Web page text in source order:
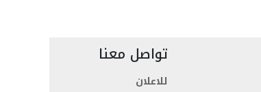
تواصل معنا
للاعلان